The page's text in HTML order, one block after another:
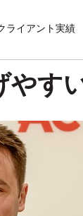
ライアント実績
やす